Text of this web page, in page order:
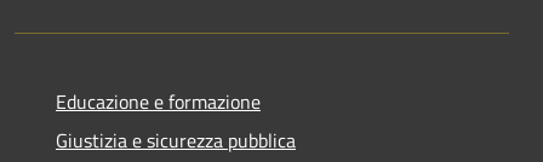
Educazione e formazione
Giustizia e sicurezza pubblica